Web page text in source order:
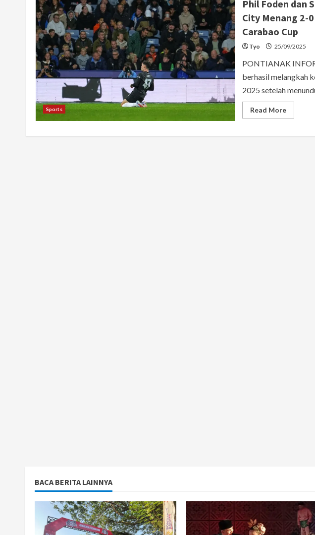
Sports
Phil Foden dan
City Menang 2-
Carabao Cup
Tyo 25/09/2025
PONTIANAK
berhasil melangkah
2025 setelah
Read MoreRead
more
Foden
BACA BERITA LAINNYA